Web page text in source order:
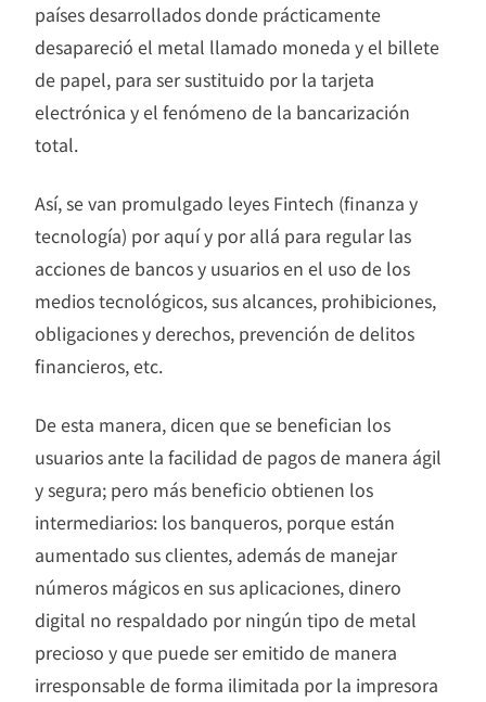
países desarrollados donde prácticamente
desapareció el metal llamado moneda y el billete
de papel, para ser sustituido por la tarjeta
electrónica y el fenómeno de la bancarización
total.
Así, se van promulgado leyes Fintech (finanza y
tecnología) por aquí y por allá para regular las
acciones de bancos y usuarios en el uso de los
medios tecnológicos, sus alcances, prohibiciones,
obligaciones y derechos, prevención de delitos
financieros, etc.
De esta manera, dicen que se benefician los
usuarios ante la facilidad de pagos de manera ágil
y segura; pero más beneficio obtienen los
intermediarios: los banqueros, porque están
aumentado sus clientes, además de manejar
números mágicos en sus aplicaciones, dinero
digital no respaldado por ningún tipo de metal
precioso y que puede ser emitido de manera
irresponsable de forma ilimitada por la impresora